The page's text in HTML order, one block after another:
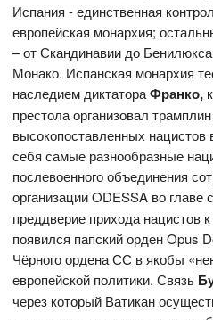
Испания - единственная
европейская монархия;
– от Скандинавии до
Монако. Испанская монархия
наследием диктатораФранко,
престола организовал
высокопоставленных
себя самые разнообразные
послевоенного объединения
организации ODESSA во главе
преддверие прихода нацистов
появился папский орден Opus
Чёрного ордена СС в якобы
европейской политики. Связь
через который Ватикан